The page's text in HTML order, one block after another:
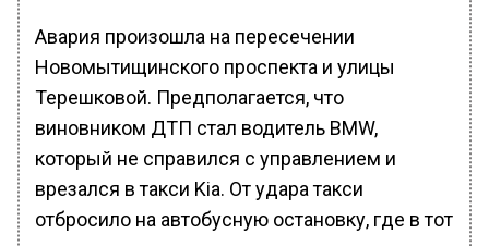
Авария произошла на пересечении
Новомытищинского проспекта и улицы
Терешковой. Предполагается, что
виновником ДТП стал водитель BMW,
который не справился с управлением и
врезался в такси Kia. От удара такси
отбросило на автобусную остановку, где в тот